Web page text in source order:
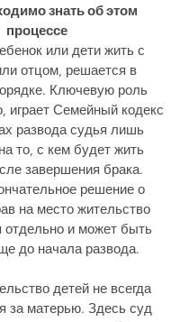
знать об этом
процессе
или дети жить с
отцом, решается в
Ключевую роль
играет Семейный кодекс
развода судья лишь
то, с кем будет жить
завершения брака.
решение о
на место жительство
отдельно и может быть
до начала развода.
детей не всегда
за матерью. Здесь суд